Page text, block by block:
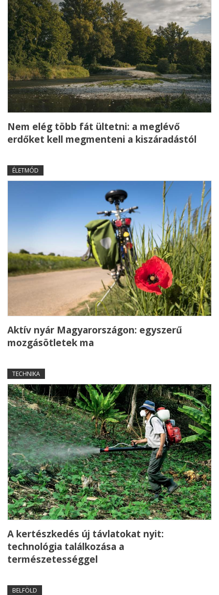
Nem elég több fát ültetni: a meglévő
erdőket kell megmenteni a kiszáradástól
ÉLETMÓD
Aktív nyár Magyarországon: egyszerű
mozgásötletek ma
TECHNIKA
A kertészkedés új távlatokat nyit:
technológia találkozása a
természetességgel
BELFÖLD